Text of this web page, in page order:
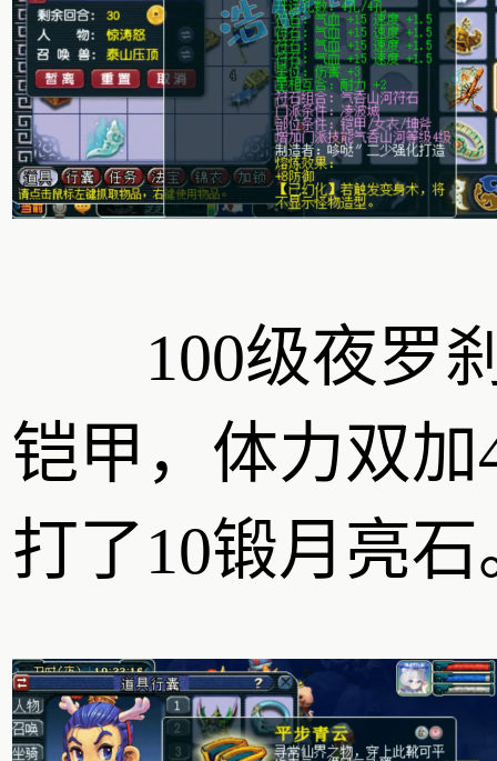
100级夜罗
铠甲，体力双加
打了10锻月亮石